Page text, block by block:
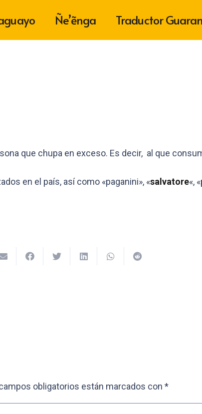
Ñe’ẽnga Traductor
que chupa en exceso. Es decir, al que
en el país, así como «paganini», «salvatore«, «
obligatorios están marcados con *